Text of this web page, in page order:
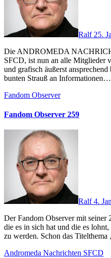
Ralf 25.
Die ANDROMEDA NACHRICHTEN 232, das Magazin des
SFCD, ist nun an alle Mitglieder
und grafisch äußerst
bunten Strauß an Informationen…
Fandom Observer
Fandom Observer 259
Ralf4.
Der Fandom Observer mit seiner 259. Nummer ist eine Ausgabe,
die es in sich hat und die es
zu werden. Schon das
Andromeda Nachrichten SFCD